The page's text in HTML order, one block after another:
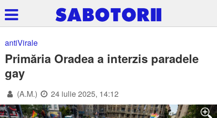
antiVirale
Primăria Oradea a interzis paradele
gay
(A.M.) 24 iulie 2025, 14:12